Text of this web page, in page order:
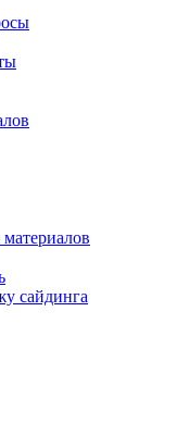
сайдинга